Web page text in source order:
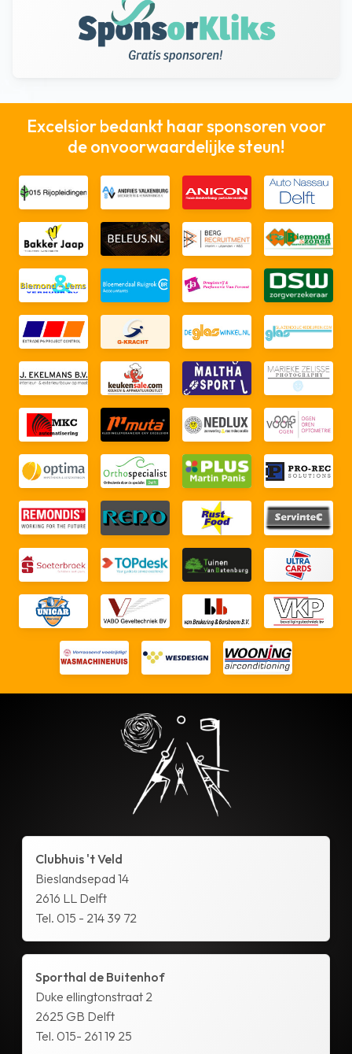
Excelsior bedankt haar sponsoren voor
de onvoorwaardelijke steun!
Clubhuis 't Veld
Bieslandsepad 14
2616 LL Delft
Tel. 015 - 214 39 72
Sporthal de Buitenhof
Duke ellingtonstraat 2
2625 GB Delft
Tel. 015- 261 19 25